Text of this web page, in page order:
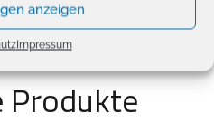
anzeigen
Impressum
präsentieren möchten.
Produkte